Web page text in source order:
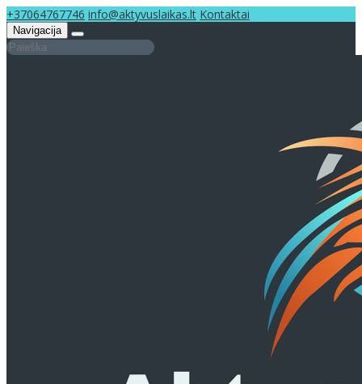
+37064767746 info@aktyvuslaikas.lt Kontaktai
Navigacija